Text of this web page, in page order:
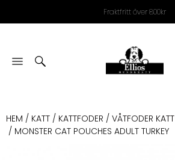
Fraktfritt över 800kr
HEM / KATT / KATTFODER / VÅTFODER KATT
/ MONSTER CAT POUCHES ADULT TURKEY